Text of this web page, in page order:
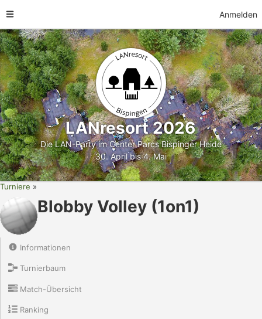
Anmelden
LANresort 2026
Die LAN-Party im Center Parcs Bispinger Heide
30. April bis 4. Mai
Turniere
Blobby Volley (1on1)
Informationen
Turnierbaum
Match-Übersicht
Ranking